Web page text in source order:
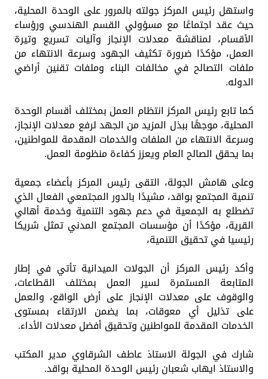
واستهل رئيس المركز جولته بالمرور على الوحدة المحلية،
حيث عقد اجتماعًا مع مسؤولي القسم الهندسي ورؤساء
الأقسام، لمناقشة معدلات الإنجاز وآليات تسريع وتيرة
العمل، مؤكدًا ضرورة تكثيف الجهود وسرعة الانتهاء من
ملفات التصالح في مخالفات البناء وملفات تقنين أراضي
الدوله.
كما تابع رئيس المركز انتظام العمل بمختلف أقسام الوحدة
المحلية، موجهًا ببذل المزيد من الجهد لرفع معدلات الإنجاز،
وسرعة الانتهاء من الملفات والخدمات المقدمة للمواطنين،
بما يحقق الصالح العام ويعزز كفاءة منظومة العمل.
وعلى هامش الجولة، التقى رئيس المركز بأعضاء جمعية
تنمية المجتمع بواقد، مشيدًا بالدور المجتمعي الفعال الذي
تضطلع به الجمعية في دعم جهود التنمية وخدمة أهالي
القرية، مؤكدًا أن مؤسسات المجتمع المدني تمثل شريكا
رئيسيا في تحقيق التنمية،
وأكد رئيس المركز أن الجولات الميدانية تأتي في إطار
المتابعة المستمرة لسير العمل بمختلف القطاعات،
والوقوف على معدلات الإنجاز على أرض الواقع، والعمل
على تذليل أي معوقات، بما يضمن الارتقاء بمستوى
الخدمات المقدمة للمواطنين وتحقيق أفضل معدلات الأداء.
شارك في الجولة الاستاذ عاطف الشرقاوي مدير المكتب
والاستاذ ايهاب شعبان رئيس الوحدة المحلية بواقد.